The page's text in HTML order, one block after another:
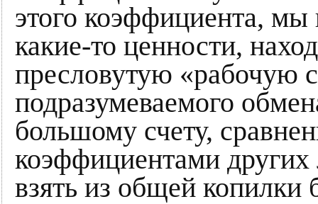
этого коэффициента, мы
какие-то ценности,
пресловутую «рабочую
подразумеваемого
большому счету,
коэффициентами
взять из общей копилки